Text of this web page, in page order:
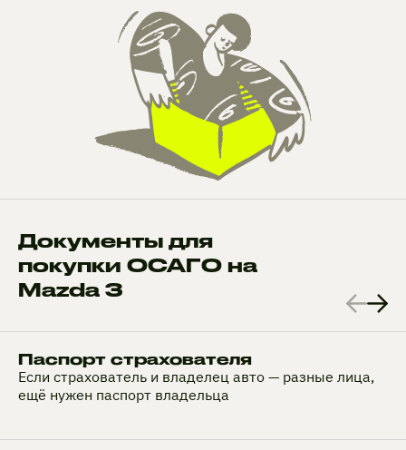
Документы для
покупки ОСАГО на
Mazda 3
Паспорт страхователя
Если страхователь и владелец авто — разные лица,
ещё нужен паспорт владельца